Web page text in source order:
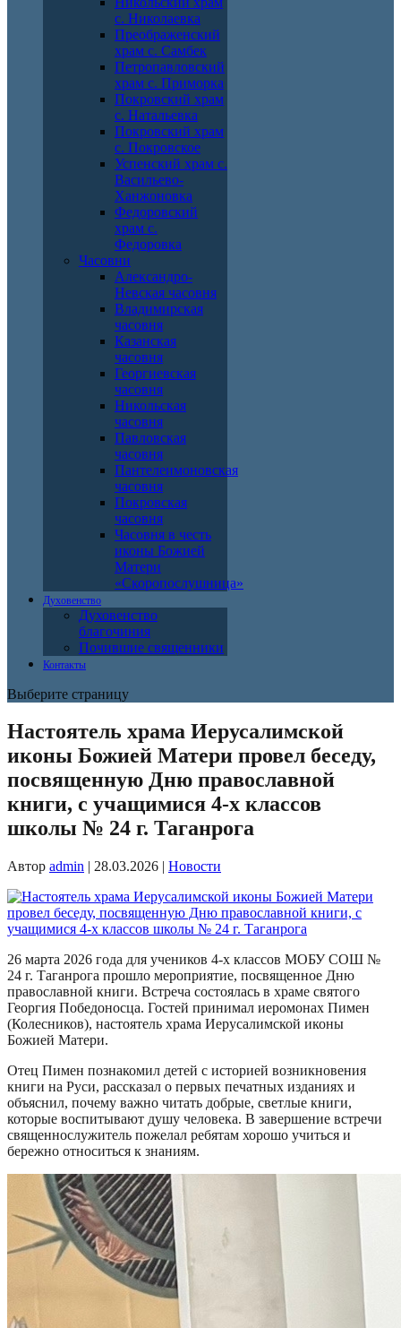
с. Николаевка
Преображенский
храм с. Самбек
Петропавловский
храм с. Приморка
Покровский храм
с. Натальевка
Покровский храм
с. Покровское
Успенский храм с.
Васильево-
Ханжоновка
Федоровский
храм с.
Федоровка
Часовни
Александро-
Невская часовня
Владимирская
часовня
Казанская
часовня
Георгиевская
часовня
Никольская
часовня
Павловская
часовня
Пантелеимоновская
часовня
Покровская
часовня
Часовня в честь
иконы Божией
Матери
«Скоропослушница»
Духовенство
Духовенство
благочиния
Почившие священники
Контакты
Выберите страницу
Настоятель храма Иерусалимской
иконы Божией Матери провел беседу,
посвященную Дню православной
книги, с учащимися 4-х классов
школы № 24 г. Таганрога
Автор admin | 28.03.2026 | Новости
26 марта 2026 года для учеников 4-х классов МОБУ СОШ №
24 г. Таганрога прошло мероприятие, посвященное Дню
православной книги. Встреча состоялась в храме святого
Георгия Победоносца. Гостей принимал иеромонах Пимен
(Колесников), настоятель храма Иерусалимской иконы
Божией Матери.
Отец Пимен познакомил детей с историей возникновения
книги на Руси, рассказал о первых печатных изданиях и
объяснил, почему важно читать добрые, светлые книги,
которые воспитывают душу человека. В завершение встречи
священнослужитель пожелал ребятам хорошо учиться и
бережно относиться к знаниям.